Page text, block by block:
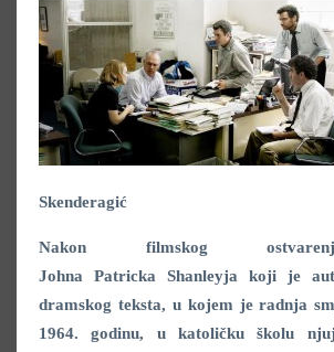
Skenderagić
Nakon filmskog
Johna Patricka Shanleyja koji je
dramskog teksta, u kojem je radnja
1964. godinu, u katoličku školu